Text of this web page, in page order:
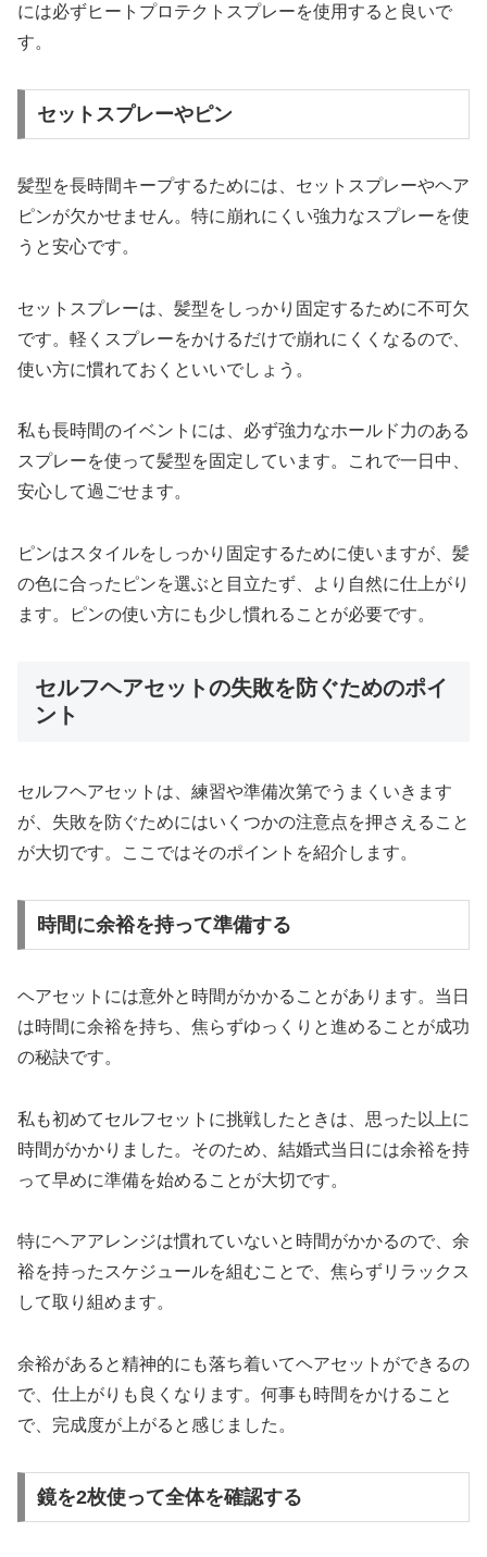
には必ずヒートプロテクトスプレーを使用すると良いで
す。
セットスプレーやピン
髪型を長時間キープするためには、セットスプレーやヘア
ピンが欠かせません。特に崩れにくい強力なスプレーを使
うと安心です。
セットスプレーは、髪型をしっかり固定するために不可欠
です。軽くスプレーをかけるだけで崩れにくくなるので、
使い方に慣れておくといいでしょう。
私も長時間のイベントには、必ず強力なホールド力のある
スプレーを使って髪型を固定しています。これで一日中、
安心して過ごせます。
ピンはスタイルをしっかり固定するために使いますが、髪
の色に合ったピンを選ぶと目立たず、より自然に仕上がり
ます。ピンの使い方にも少し慣れることが必要です。
セルフヘアセットの失敗を防ぐためのポイ
ント
セルフヘアセットは、練習や準備次第でうまくいきます
が、失敗を防ぐためにはいくつかの注意点を押さえること
が大切です。ここではそのポイントを紹介します。
時間に余裕を持って準備する
ヘアセットには意外と時間がかかることがあります。当日
は時間に余裕を持ち、焦らずゆっくりと進めることが成功
の秘訣です。
私も初めてセルフセットに挑戦したときは、思った以上に
時間がかかりました。そのため、結婚式当日には余裕を持
って早めに準備を始めることが大切です。
特にヘアアレンジは慣れていないと時間がかかるので、余
裕を持ったスケジュールを組むことで、焦らずリラックス
して取り組めます。
余裕があると精神的にも落ち着いてヘアセットができるの
で、仕上がりも良くなります。何事も時間をかけること
で、完成度が上がると感じました。
鏡を2枚使って全体を確認する